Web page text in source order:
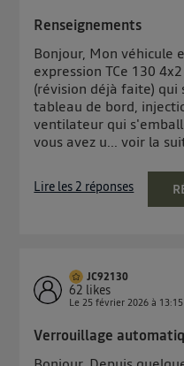
Renseignements
Bonjour, Mon véhicule
expression TCe 130
(révision déjà faite)
tableau de bord,
ventilateur qui
vous avez u...voir la
Lire les 2 réponses
JC92130
62 likes
Le25 février 2026 à 13:15
Verrouillage